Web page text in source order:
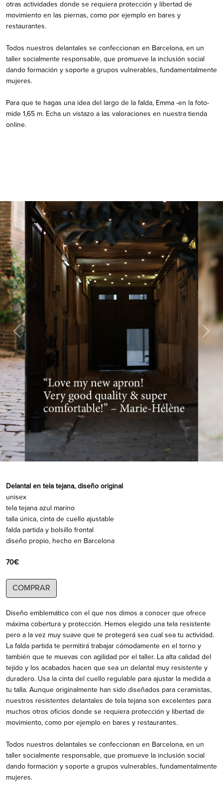
otras actividades donde se requiera protección y libertad de
movimiento en las piernas, como por ejemplo en bares y
restaurantes.
Todos nuestros delantales se confeccionan en Barcelona, en un
taller socialmente responsable, que promueve la inclusión social
dando formación y soporte a grupos vulnerables, fundamentalmente
mujeres.
Para que te hagas una idea del largo de la falda, Emma -en la foto-
mide 1,65 m. Echa un vistazo a las valoraciones en nuestra tienda
online.
Previous Next
Delantal en tela tejana, diseño original
unisex
tela tejana azul marino
talla única, cinta de cuello ajustable
falda partida y bolsillo frontal
diseño propio, hecho en Barcelona
70€
COMPRAR
Diseño emblemático con el que nos dimos a conocer que ofrece
máxima cobertura y protección. Hemos elegido una tela resistente
pero a la vez muy suave que te protegerá sea cual sea tu actividad.
La falda partida te permitirá trabajar cómodamente en el torno y
también que te muevas con agilidad por el taller. La alta calidad del
tejido y los acabados hacen que sea un delantal muy resistente y
duradero. Usa la cinta del cuello regulable para ajustar la medida a
tu talla. Aunque originalmente han sido diseñados para ceramistas,
nuestros resistentes delantales de tela tejana son excelentes para
muchos otros oficios donde se requiera protección y libertad de
movimiento, como por ejemplo en bares y restaurantes.
Todos nuestros delantales se confeccionan en Barcelona, en un
taller socialmente responsable, que promueve la inclusión social
dando formación y soporte a grupos vulnerables, fundamentalmente
mujeres.